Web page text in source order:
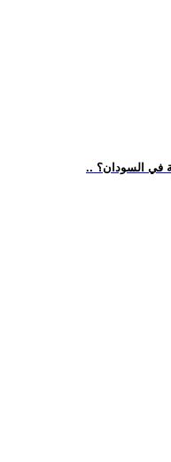
في السودان؟